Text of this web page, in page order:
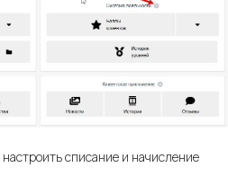
списание и начисление